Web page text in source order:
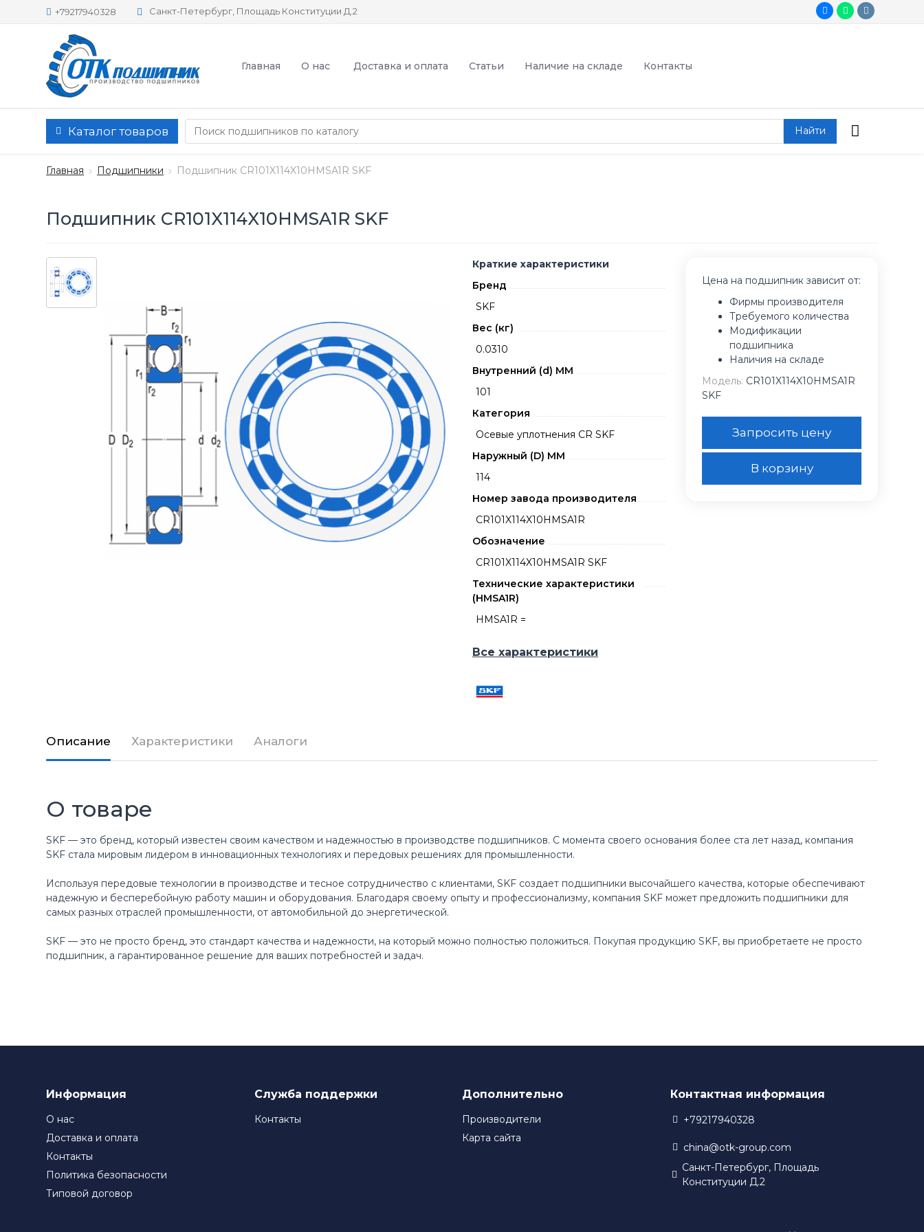
+79217940328 Санкт-Петербург, Площадь Конституции Д.2
Главная О нас Доставка и оплата Статьи Наличие на складе Контакты
Каталог товаров Найти
Главная Подшипники Подшипник CR101X114X10HMSA1R SKF
Подшипник CR101X114X10HMSA1R SKF
Краткие характеристики
Бренд
SKF
Вес (кг)
0.0310
Внутренний (d) ММ
101
Категория
Осевые уплотнения CR SKF
Наружный (D) ММ
114
Номер завода производителя
CR101X114X10HMSA1R
Обозначение
CR101X114X10HMSA1R SKF
Технические характеристики
(HMSA1R)
HMSA1R =
Все характеристики
Цена на подшипник зависит от:
Фирмы производителя
Требуемого количества
Модификации
подшипника
Наличия на складе
Модель: CR101X114X10HMSA1R
SKF
Запросить цену
В корзину
Описание Характеристики Аналоги
О товаре
SKF — это бренд, который известен своим качеством и надежностью в производстве подшипников. С момента своего основания более ста лет назад, компания
SKF стала мировым лидером в инновационных технологиях и передовых решениях для промышленности.
Используя передовые технологии в производстве и тесное сотрудничество с клиентами, SKF создает подшипники высочайшего качества, которые обеспечивают
надежную и бесперебойную работу машин и оборудования. Благодаря своему опыту и профессионализму, компания SKF может предложить подшипники для
самых разных отраслей промышленности, от автомобильной до энергетической.
SKF — это не просто бренд, это стандарт качества и надежности, на который можно полностью положиться. Покупая продукцию SKF, вы приобретаете не просто
подшипник, а гарантированное решение для ваших потребностей и задач.
Информация
О нас
Доставка и оплата
Контакты
Политика безопасности
Типовой договор
Служба поддержки
Контакты
Дополнительно
Производители
Карта сайта
Контактная информация
+79217940328
china@otk-group.com
Санкт-Петербург, Площадь
Конституции Д.2